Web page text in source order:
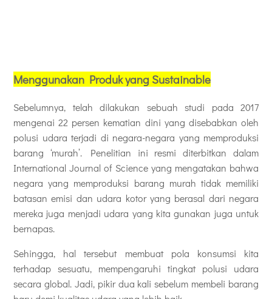
Menggunakan Produk yang Sustainable
Sebelumnya, telah dilakukan sebuah studi pada 2017
mengenai 22 persen kematian dini yang disebabkan oleh
polusi udara terjadi di negara-negara yang memproduksi
barang ‘murah’. Penelitian ini resmi diterbitkan dalam
International Journal of Science yang mengatakan bahwa
negara yang memproduksi barang murah tidak memiliki
batasan emisi dan udara kotor yang berasal dari negara
mereka juga menjadi udara yang kita gunakan juga untuk
bernapas.
Sehingga, hal tersebut membuat pola konsumsi kita
terhadap sesuatu, mempengaruhi tingkat polusi udara
secara global. Jadi, pikir dua kali sebelum membeli barang